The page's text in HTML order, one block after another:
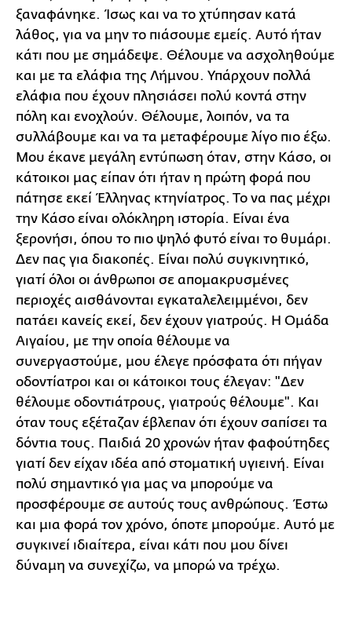
ξαναφάνηκε. Ίσως και να το χτύπησαν κατά
λάθος, για να μην το πιάσουμε εμείς. Αυτό ήταν
κάτι που με σημάδεψε. Θέλουμε να ασχοληθούμε
και με τα ελάφια της Λήμνου. Υπάρχουν πολλά
ελάφια που έχουν πλησιάσει πολύ κοντά στην
πόλη και ενοχλούν. Θέλουμε, λοιπόν, να τα
συλλάβουμε και να τα μεταφέρουμε λίγο πιο έξω.
Μου έκανε μεγάλη εντύπωση όταν, στην Κάσο, οι
κάτοικοι μας είπαν ότι ήταν η πρώτη φορά που
πάτησε εκεί Έλληνας κτηνίατρος. Το να πας μέχρι
την Κάσο είναι ολόκληρη ιστορία. Είναι ένα
ξερονήσι, όπου το πιο ψηλό φυτό είναι το θυμάρι.
Δεν πας για διακοπές. Είναι πολύ συγκινητικό,
γιατί όλοι οι άνθρωποι σε απομακρυσμένες
περιοχές αισθάνονται εγκαταλελειμμένοι, δεν
πατάει κανείς εκεί, δεν έχουν γιατρούς. Η Ομάδα
Αιγαίου, με την οποία θέλουμε να
συνεργαστούμε, μου έλεγε πρόσφατα ότι πήγαν
οδοντίατροι και οι κάτοικοι τους έλεγαν: "Δεν
θέλουμε οδοντιάτρους, γιατρούς θέλουμε". Και
όταν τους εξέταζαν έβλεπαν ότι έχουν σαπίσει τα
δόντια τους. Παιδιά 20 χρονών ήταν φαφούτηδες
γιατί δεν είχαν ιδέα από στοματική υγιεινή. Είναι
πολύ σημαντικό για μας να μπορούμε να
προσφέρουμε σε αυτούς τους ανθρώπους. Έστω
και μια φορά τον χρόνο, όποτε μπορούμε. Αυτό με
συγκινεί ιδιαίτερα, είναι κάτι που μου δίνει
δύναμη να συνεχίζω, να μπορώ να τρέχω.